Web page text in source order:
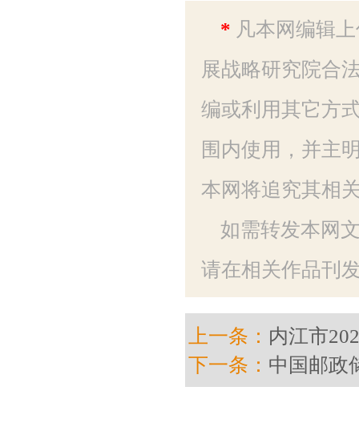
* 凡本网编辑
展战略研究院合
编或利用其它方
围内使用，并主
本网将追究其相
如需转发本网
请在相关作品刊
上一条： 内江市
下一条： 中国邮政